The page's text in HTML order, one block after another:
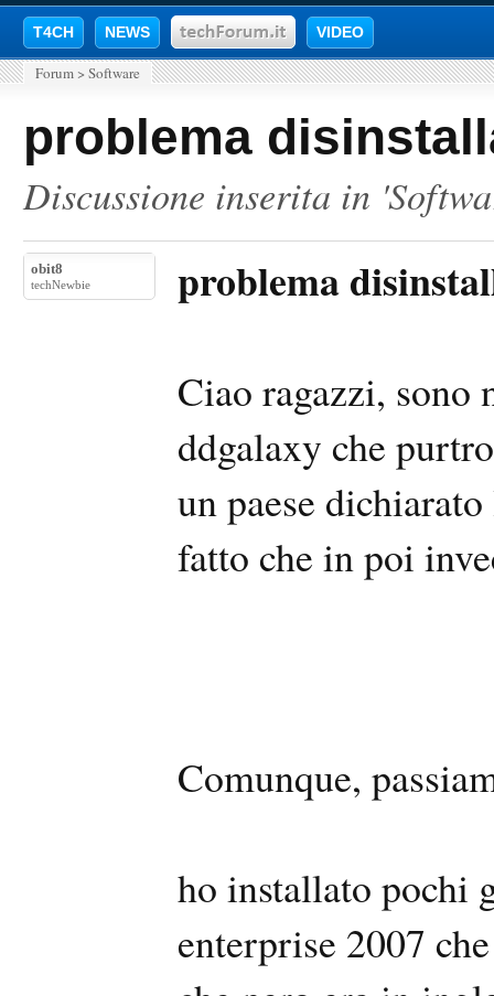
T4CH NEWS VIDEO
Forum > Software
problema
Discussione inserita in '
obit8
techNewbie problema
Ciao ragazzi, sono
ddgalaxy che
un paese
fatto che in poi
Comunque,
ho installato pochi
enterprise 2007